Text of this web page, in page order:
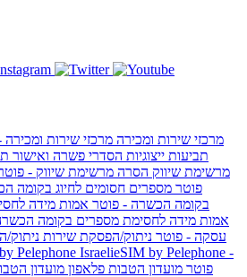
מרכזי שירות ומכירה מרכזי שירות
תביעות ייצוגיות הסדרי פשרה ואישור
מרשימת שיווק הסרה מרשימת שיווק -
פוטר מספרים חסומים לחיוג בקומה
בקומה הכשרה - פוטר אמות מידה
אמות מידה לחסימת מספרים בקומה
עסקה - פוטר ניתוק/הפסקת שירות
Pelephone IsraelieSIM by Pelephone -
פוטר מועדון הטבות פלאפון מועדון